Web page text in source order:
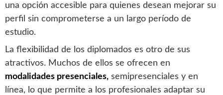
una opción accesible para quienes desean mejorar su
perfil sin comprometerse a un largo período de
estudio.
La flexibilidad de los diplomados es otro de sus
atractivos. Muchos de ellos se ofrecen en
modalidades presenciales, semipresenciales y en
línea, lo que permite a los profesionales adaptar su